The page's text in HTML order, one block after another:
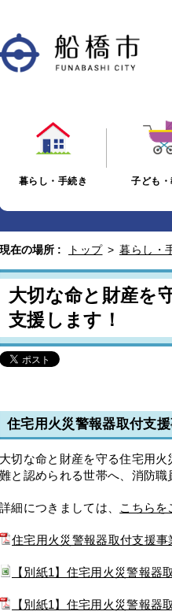
暮らし・手続き 子ども
現在の場所 : トップ > 暮らし・
大切な命と財産を
支援します！
住宅用火災警報器取付支
大切な命と財産を守る住宅用
難と認められる世帯へ、消防職
詳細につきましては、 こちらを
住宅用火災警報器取付支援事
【別紙1】住宅用火災警報器
【別紙1】住宅用火災警報器